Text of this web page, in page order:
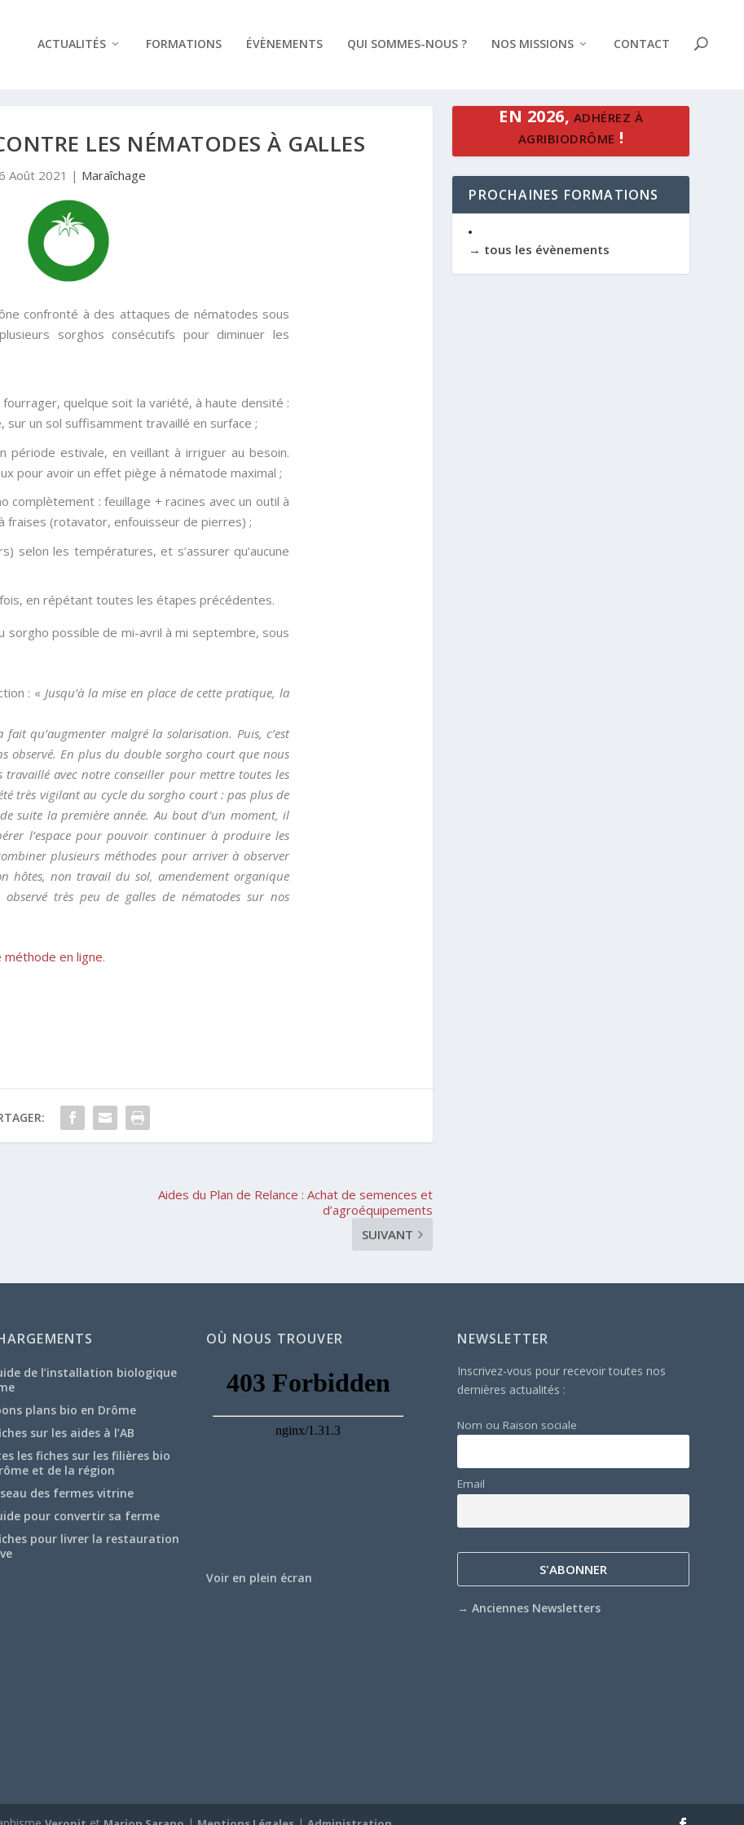
ACTUALITÉS FORMATIONS ÉVÈNEMENTS QUI SOMMES-NOUS ? NOS MISSIONS CONTACT
LES NÉMATODES À GALLES
Août 2021 | Maraîchage
confronté à des attaques de nématodes sous
sorghos consécutifs pour diminuer les
quelque soit la variété, à haute densité :
un sol suffisamment travaillé en surface ;
période estivale, en veillant à irriguer au besoin.
pour avoir un effet piège à nématode maximal ;
complètement : feuillage + racines avec un outil à
fraises (rotavator, enfouisseur de pierres) ;
selon les températures, et s’assurer qu’aucune
en répétant toutes les étapes précédentes.
sorgho possible de mi-avril à mi septembre, sous
: « Jusqu’à la mise en place de cette pratique, la
qu’augmenter malgré la solarisation. Puis, c’est
observé. En plus du double sorgho court que nous
avec notre conseiller pour mettre toutes les
très vigilant au cycle du sorgho court : pas plus de
suite la première année. Au bout d’un moment, il
l’espace pour pouvoir continuer à produire les
plusieurs méthodes pour arriver à observer
hôtes, non travail du sol, amendement organique
très peu de galles de nématodes sur nos
en ligne.
Aides du Plan de Relance : Achat de semences et
d’agroéquipements
SUIVANT
EN 2026, ADHÉREZ À
AGRIBIODRÔME !
PROCHAINES FORMATIONS
→ tous les évènements
de l’installation biologique
plans bio en Drôme
sur les aides à l’AB
les fiches sur les filières bio
et de la région
des fermes vitrine
pour convertir sa ferme
pour livrer la restauration
OÙ NOUS TROUVER
Voir en plein écran
NEWSLETTER
Inscrivez-vous pour recevoir toutes nos
dernières actualités :
Nom ou Raison sociale
Email
→Anciennes Newsletters